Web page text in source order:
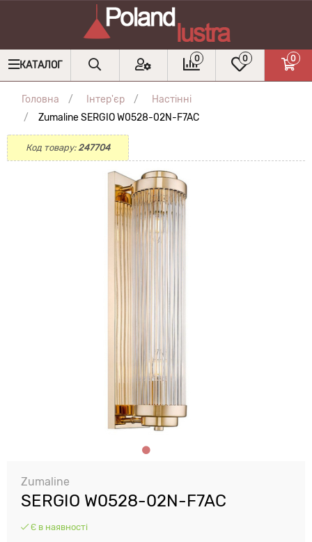
КАТАЛОГ
0 0 0
Головна Інтер'єр
Настінні
Zumaline SERGIO W0528-02N-F7AC
Код товару:247704
Zumaline
SERGIO W0528-02N-F7AC
Є в наявності